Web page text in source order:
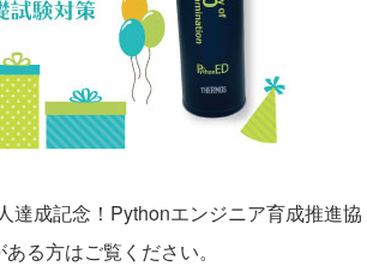
達成記念！Pythonエンジニア育成推進協
る方はご覧ください。